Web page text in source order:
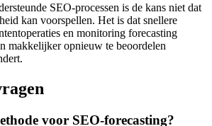
SEO-processen is de kans niet dat
kan voorspellen. Het is dat snellere
en monitoring forecasting
makkelijker opnieuw te beoordelen
voor SEO-forecasting?